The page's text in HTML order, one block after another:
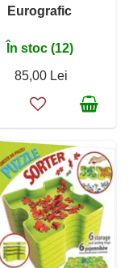
Eurografic
În stoc (12)
85,00 Lei